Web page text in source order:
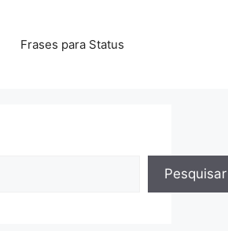
Frases para Status
Pesquisar